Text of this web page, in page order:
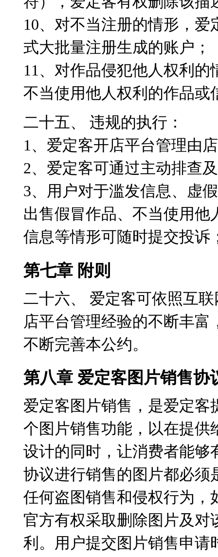
10、对不当注册的情形，
式大批量注册生成的账户；
11、对作品侵犯他人权利
不当使用他人权利的作品或
二十五、 违规的执行：
1、爱定客开店平台管理由
2、爱定客可通过主动排查
3、用户对于滥发信息、虚
出售假冒作品、不当使用
信息等情形可随时提交投诉
第七章 附则
二十六、 爱定客可依照互
店平台管理经验的不断丰
不断完善本公约。
第八章 爱定客图片销售协
爱定客图片销售，是爱定
个图片销售功能，以在提供
设计的同时，让消费者能够
协议进行销售的图片都必须
任何盗图销售和侵权行为，
官方有权采取删除图片及
利。用户提交图片销售申请